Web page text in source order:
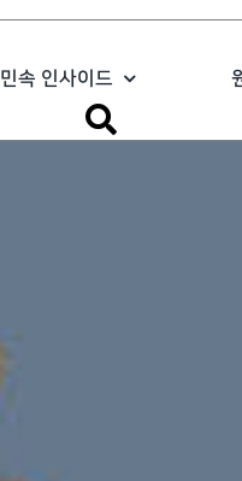
민속 인사이드